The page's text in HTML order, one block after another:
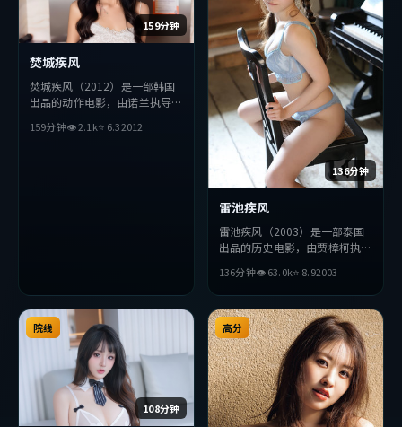
159分钟
焚城疾风
焚城疾风（2012）是一部韩国
出品的动作电影，由诺兰执导，
演。影片在叙事与视听上力求突
159分钟👁2.1 k⭐ 6.32012
136分钟
雷池疾风
雷池疾风（2003）是一部泰国
出品的历史电影，由贾樟柯执
主演。影片在叙事与视听上力求
突破，探讨人性与抉择，节奏张
弛有度，适合喜欢该类型的观众
完整观看。
136分钟👁63.0k⭐ 8.92003
108分钟
院线 高分